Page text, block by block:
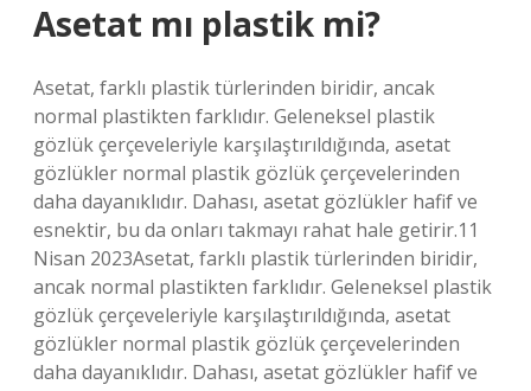
Asetat mı plastik mi?
Asetat, farklı plastik türlerinden biridir, ancak
normal plastikten farklıdır. Geleneksel plastik
gözlük çerçeveleriyle karşılaştırıldığında, asetat
gözlükler normal plastik gözlük çerçevelerinden
daha dayanıklıdır. Dahası, asetat gözlükler hafif ve
esnektir, bu da onları takmayı rahat hale getirir.11
Nisan 2023Asetat, farklı plastik türlerinden biridir,
ancak normal plastikten farklıdır. Geleneksel plastik
gözlük çerçeveleriyle karşılaştırıldığında, asetat
gözlükler normal plastik gözlük çerçevelerinden
daha dayanıklıdır. Dahası, asetat gözlükler hafif ve